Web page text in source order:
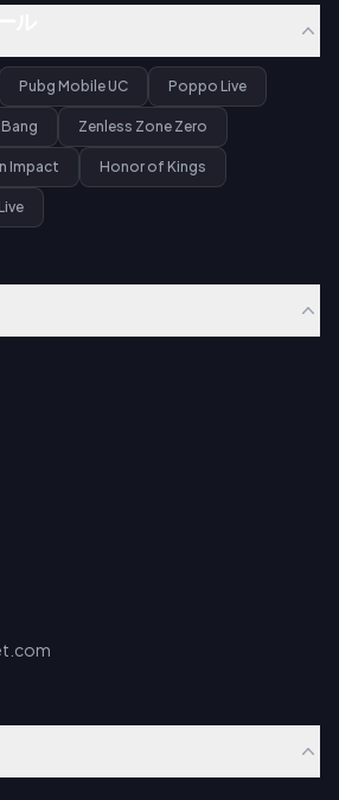
Pubg Mobile UC Poppo Live
Zenless Zone Zero
Impact Honor of Kings